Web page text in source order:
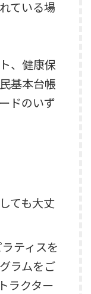
ている場
、健康保
基本台帳
ドのいず
ても大丈
ティスを
ラムをご
ラクター